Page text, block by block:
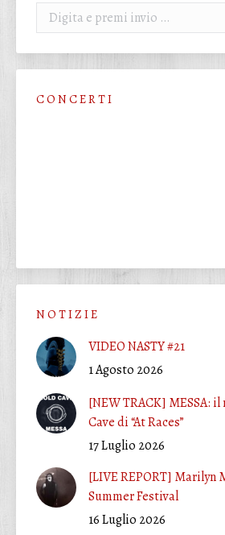
Cerca:
C O N C E R T I
N O T I Z I E
VIDEO NASTY #21
1 Agosto 2026
[NEW TRACK] MESSA:
Cave di “At Races”
17 Luglio 2026
[LIVE REPORT] Marilyn
Summer Festival
16 Luglio 2026